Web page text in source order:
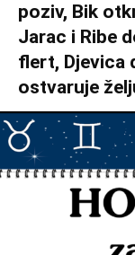
poziv, Bik
Jarac i Ribe
flert, Djevica
ostvaruje